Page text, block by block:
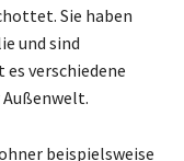
Sie haben
und sind
verschiedene
beispielsweise